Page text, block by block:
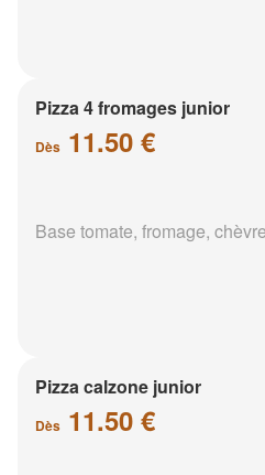
Pizza 4 fromages junior
Dès 11.50 €
Base tomate, fromage,
Pizza calzone junior
Dès 11.50 €